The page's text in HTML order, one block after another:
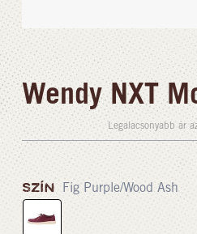
Wendy NXT
Legalacsonyabb ár
SZÍN Fig Purple/Wood Ash